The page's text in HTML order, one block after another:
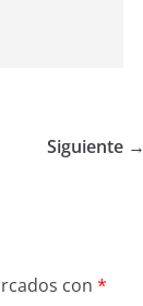
Siguiente →
con *